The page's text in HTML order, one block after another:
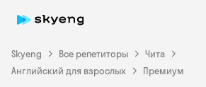
Skyeng Все репетиторы
Чита
Английский для взрослых
Премиум